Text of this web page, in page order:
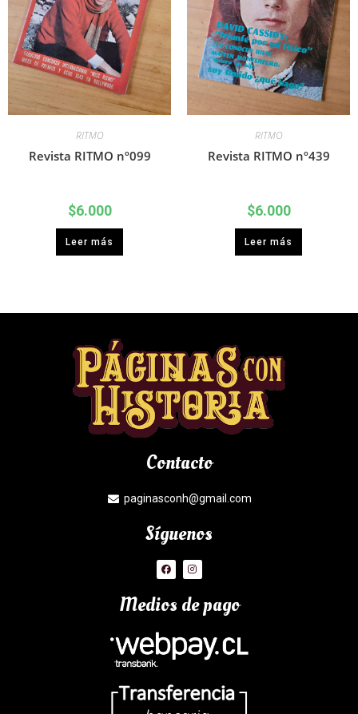
RITMO
Revista RITMO nº099
$6.000
Leer más
RITMO
Revista RITMO nº439
$6.000
Leer más
Contacto
paginasconh@gmail.com
Síguenos
Medios de pago